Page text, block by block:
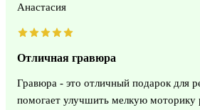
Анастасия
Отличная гравюра
Гравюра - это отличный подарок для
помогает улучшить мелкую моторику